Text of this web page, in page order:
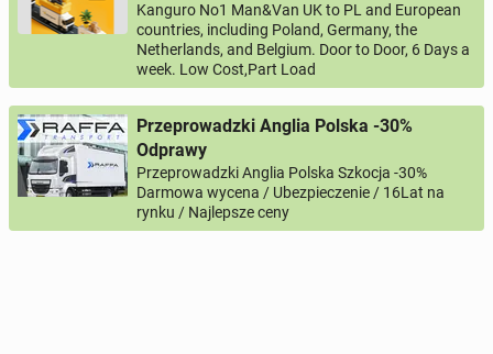
Kanguro No1 Man&Van UK to PL and European
countries, including Poland, Germany, the
Netherlands, and Belgium. Door to Door, 6 Days a
week. Low Cost,Part Load
Przeprowadzki Anglia Polska -30%
Odprawy
Przeprowadzki Anglia Polska Szkocja -30%
Darmowa wycena / Ubezpieczenie / 16Lat na
rynku / Najlepsze ceny